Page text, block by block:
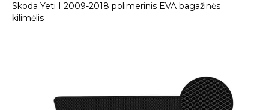
Skoda Yeti I 2009-2018 polimerinis EVA bagažinės
kilimėlis